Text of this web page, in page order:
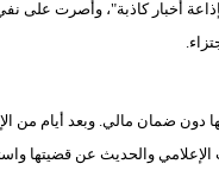
أخبار كاذبة"، وأصرت
دون ضمان مالي. وبعد أيام
الإعلامي والحديث عن